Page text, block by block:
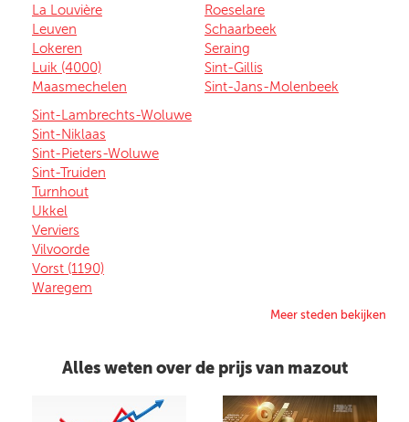
La Louvière
Leuven
Lokeren
Luik (4000)
Maasmechelen
Roeselare
Schaarbeek
Seraing
Sint-Gillis
Sint-Jans-Molenbeek
Sint-Lambrechts-Woluwe
Sint-Niklaas
Sint-Pieters-Woluwe
Sint-Truiden
Turnhout
Ukkel
Verviers
Vilvoorde
Vorst (1190)
Waregem
Meer steden bekijken
Alles weten over de prijs van mazout